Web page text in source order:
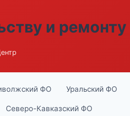
и ремонту
ФО Уральский ФО
Северо-Кавказский ФО